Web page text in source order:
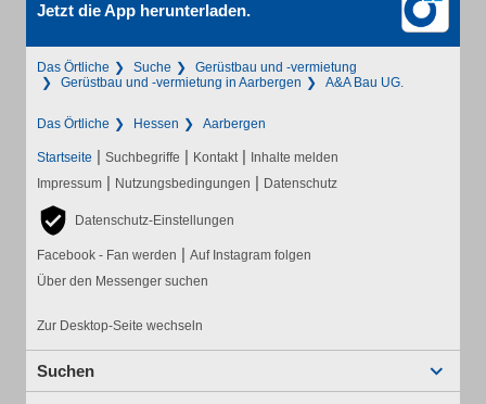
Jetzt die App herunterladen.
Das Örtliche Suche
Gerüstbau und -vermietung
Gerüstbau und -vermietung in Aarbergen
A&A Bau UG.
Das Örtliche Hessen Aarbergen
Startseite | Suchbegriffe | Kontakt | Inhalte melden
Impressum | Nutzungsbedingungen | Datenschutz
Datenschutz-Einstellungen
Facebook - Fan werden | Auf Instagram folgen
Über den Messenger suchen
Zur Desktop-Seite wechseln
Suchen